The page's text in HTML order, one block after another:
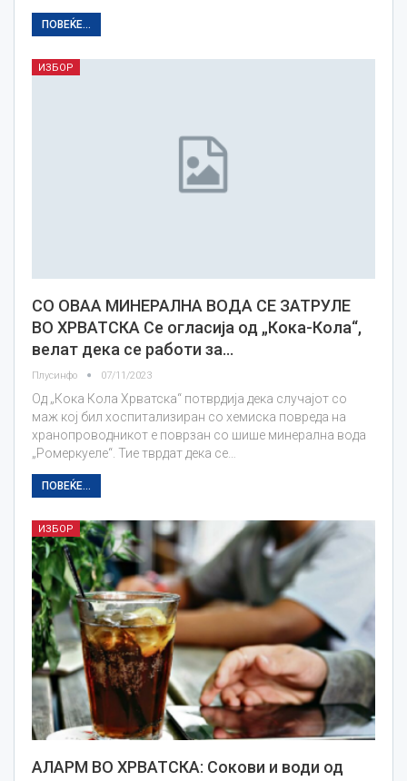
ПОВЕЌЕ...
ИЗБОР
СО ОВАА МИНЕРАЛНА ВОДА СЕ ЗАТРУЛЕ
ВО ХРВАТСКА Се огласија од „Кока-Кола“,
велат дека се работи за…
Плусинфо 07/11/2023
Од „Кока Кола Хрватска“ потврдија дека случајот со
маж кој бил хоспитализиран со хемиска повреда на
хранопроводникот е поврзан со шише минерална вода
„Ромеркуеле“. Тие тврдат дека се…
ПОВЕЌЕ...
ИЗБОР
АЛАРМ ВО ХРВАТСКА: Сокови и води од